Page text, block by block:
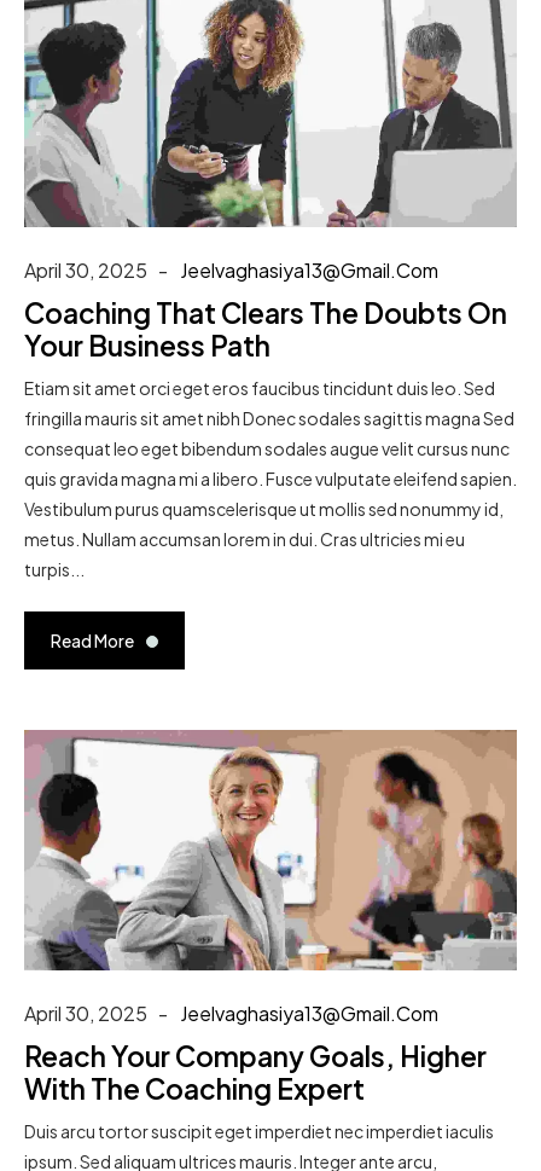
April 30, 2025 Jeelvaghasiya13@gmail.com
Coaching That Clears The Doubts On
Your Business Path
Etiam sit amet orci eget eros faucibus tincidunt duis leo. Sed
fringilla mauris sit amet nibh Donec sodales sagittis magna Sed
consequat leo eget bibendum sodales augue velit cursus nunc
quis gravida magna mi a libero. Fusce vulputate eleifend sapien.
Vestibulum purus quamscelerisque ut mollis sed nonummy id,
metus. Nullam accumsan lorem in dui. Cras ultricies mi eu
turpis...
Read More
April 30, 2025 Jeelvaghasiya13@gmail.com
Reach Your Company Goals, Higher
With The Coaching Expert
Duis arcu tortor suscipit eget imperdiet nec imperdiet iaculis
ipsum. Sed aliquam ultrices mauris. Integer ante arcu,